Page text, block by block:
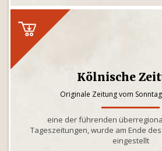
Kölnische
Originale Zeitung vom
eine der führenden
Tageszeitungen, wurde am Ende
eingestellt